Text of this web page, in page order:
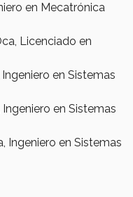
en Mecatrónica
Licenciado en
en Sistemas
en Sistemas
en Sistemas